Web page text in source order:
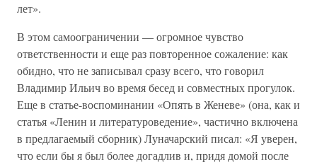
лет».
В этом самоограничении — огромное чувство
ответственности и еще раз повторенное сожаление: как
обидно, что не записывал сразу всего, что говорил
Владимир Ильич во время бесед и совместных прогулок.
Еще в статье-воспоминании «Опять в Женеве» (она, как и
статья «Ленин и литературоведение», частично включена
в предлагаемый сборник) Луначарский писал: «Я уверен,
что если бы я был более догадлив и, придя домой после